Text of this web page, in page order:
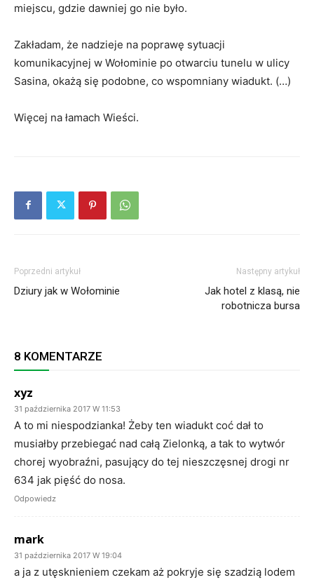
miejscu, gdzie dawniej go nie było.
Zakładam, że nadzieje na poprawę sytuacji
komunikacyjnej w Wołominie po otwarciu tunelu w ulicy
Sasina, okażą się podobne, co wspomniany wiadukt. (…)
Więcej na łamach Wieści.
Poprzedni artykuł
Dziury jak w Wołominie
Następny artykuł
Jak hotel z klasą, nie
robotnicza bursa
8 KOMENTARZE
xyz
31 października 2017 W 11:53
A to mi niespodzianka! Żeby ten wiadukt coć dał to
musiałby przebiegać nad całą Zielonką, a tak to wytwór
chorej wyobraźni, pasujący do tej nieszczęsnej drogi nr
634 jak pięść do nosa.
Odpowiedz
mark
31 października 2017 W 19:04
a ja z utęsknieniem czekam aż pokryje się szadzią lodem